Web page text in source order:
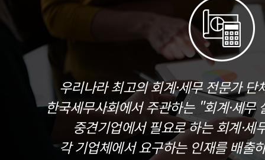
우리나라 최고의 회계·세무 전문가
한국세무사회에서 주관하는 "회계·세무
중견기업에서 필요로 하는 회계·세
각 기업체에서 요구하는 인재를 배출